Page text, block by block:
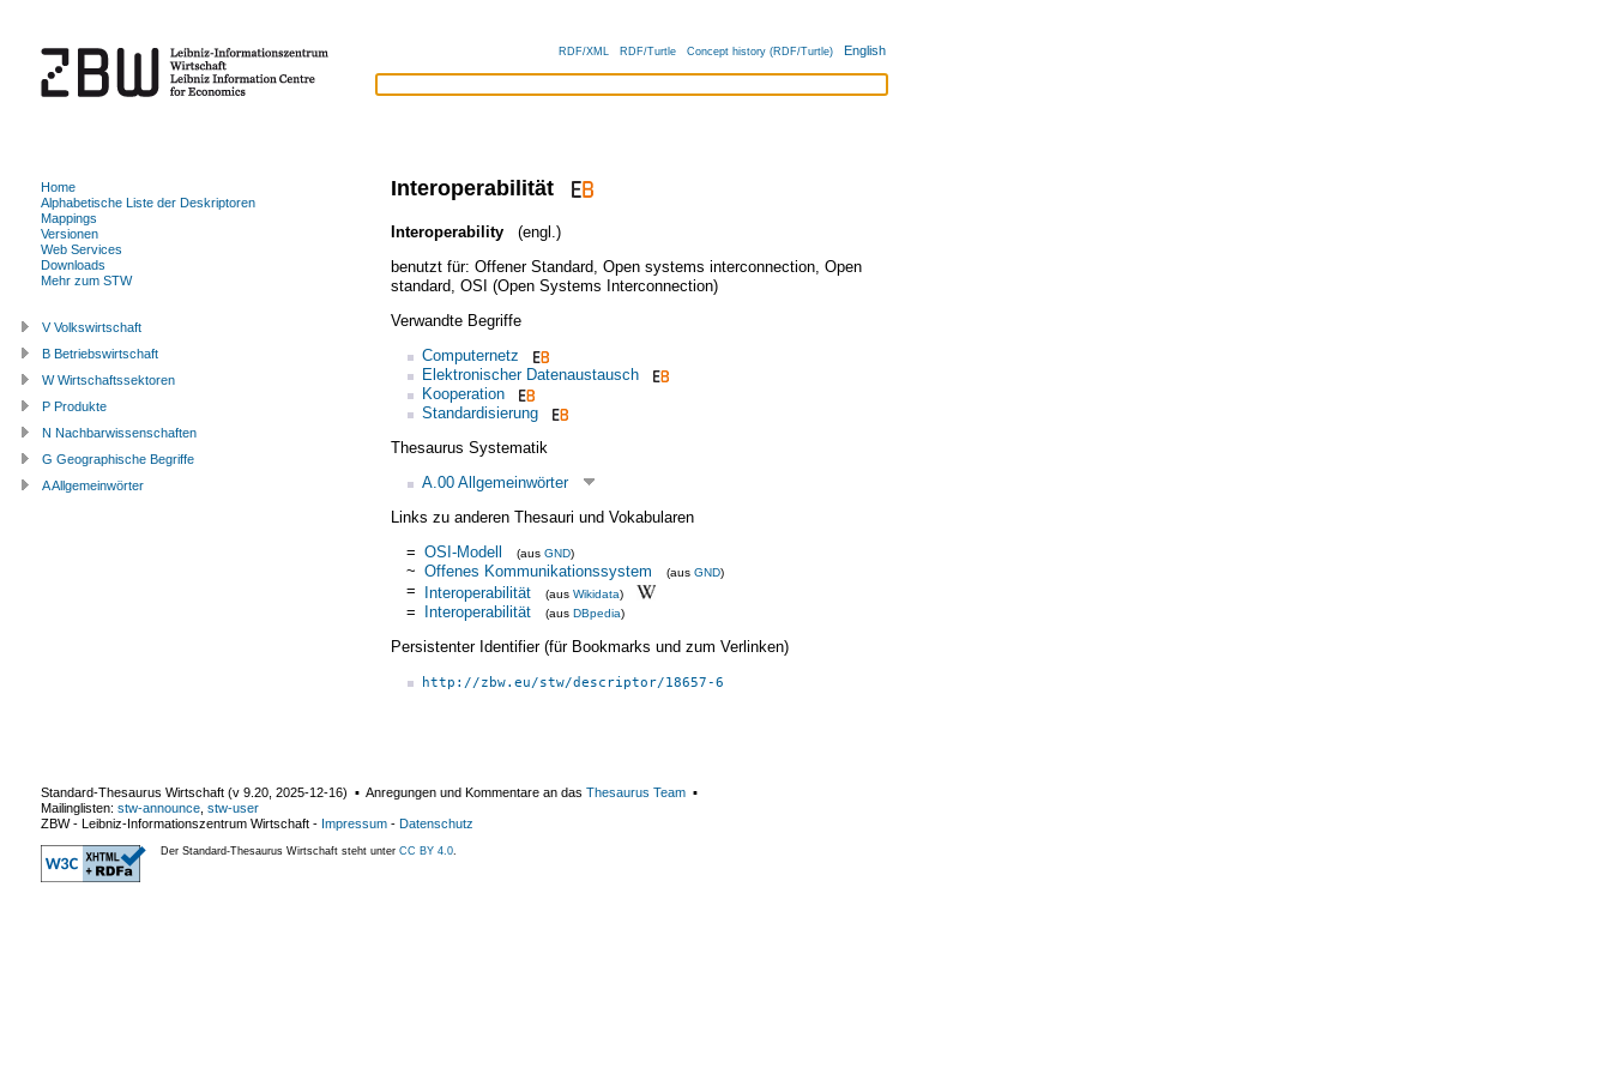
RDF/XML RDF/Turtle Concept history (RDF/Turtle) English
Interoperabilität
Interoperability
(engl.)
benutzt für: Offener Standard, Open systems interconnection, Open
standard, OSI (Open Systems Interconnection)
Verwandte Begriffe
Computernetz
Elektronischer Datenaustausch
Kooperation
Standardisierung
Thesaurus Systematik
A.00 Allgemeinwörter
Links zu anderen Thesauri und Vokabularen
= OSI-Modell (aus GND)
~ Offenes Kommunikationssystem (aus GND)
= Interoperabilität (aus Wikidata)
= Interoperabilität (aus DBpedia)
Persistenter Identifier (für Bookmarks und zum Verlinken)
http://zbw.eu/stw/descriptor/18657-6
Home
Alphabetische Liste der Deskriptoren
Mappings
Versionen
Web Services
Downloads
Mehr zum STW
V Volkswirtschaft
B Betriebswirtschaft
W Wirtschaftssektoren
P Produkte
N Nachbarwissenschaften
G Geographische Begriffe
A Allgemeinwörter
Standard-Thesaurus Wirtschaft (v 9.20 2025-12-16) ▪ Anregungen und Kommentare an das Thesaurus Team ▪
Mailinglisten: stw-announce stw-user
ZBW - Leibniz-Informationszentrum Wirtschaft - Impressum - Datenschutz
Der Standard-Thesaurus Wirtschaft steht unter CC BY 4.0